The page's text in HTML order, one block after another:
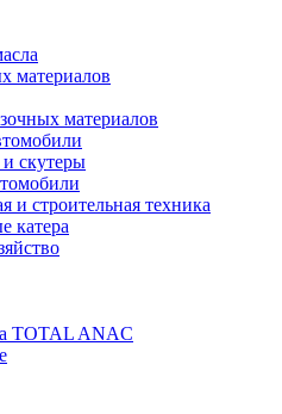
материалов
материалов
скутеры
и строительная техника
катера
TOTAL ANAC